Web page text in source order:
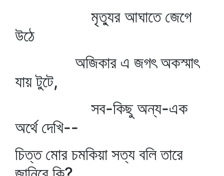
মৃত্যুর আঘাতে জেগে
উঠে
অজিকার এ জগৎ অকস্মাৎ
যায় টুটে,
সব-কিছু অন্য-এক
অর্থে দেখি--
চিত্ত মোর চমকিয়া সত্য বলি তারে